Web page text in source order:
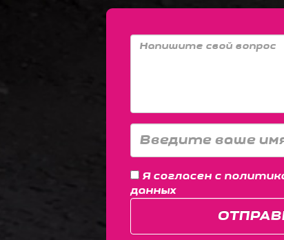
Я согласен с
данных